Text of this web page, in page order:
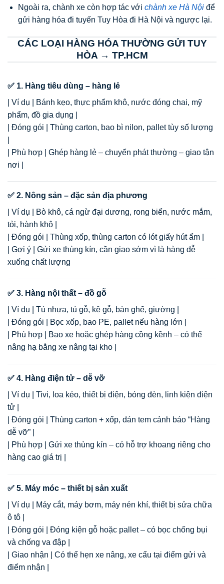
Ngoài ra, chành xe còn hợp tác với chành xe Hà Nộiđể
gửi hàng hóa đi tuyến Tuy Hòa đi Hà Nội và ngược lại.
CÁC LOẠI HÀNG HÓA THƯỜNG GỬI TUY
HÒA → TP.HCM
✅ 1. Hàng tiêu dùng – hàng lẻ
| Ví dụ | Bánh kẹo, thực phẩm khô, nước đóng chai, mỹ
phẩm, đồ gia dụng |
| Đóng gói | Thùng carton, bao bì nilon, pallet tùy số lượng
| Phù hợp | Ghép hàng lẻ – chuyển phát thường – giao tận
nơi |
✅ 2. Nông sản – đặc sản địa phương
| Ví dụ | Bò khô, cá ngừ đại dương, rong biển, nước mắm,
tỏi, hành khô |
| Đóng gói | Thùng xốp, thùng carton có lót giấy hút ẩm |
| Gợi ý | Gửi xe thùng kín, cần giao sớm vì là hàng dễ
xuống chất lượng
✅ 3. Hàng nội thất – đồ gỗ
| Ví dụ | Tủ nhựa, tủ gỗ, kệ gỗ, bàn ghế, giường |
| Đóng gói | Bọc xốp, bao PE, pallet nếu hàng lớn |
| Phù hợp | Bao xe hoặc ghép hàng cồng kềnh – có thể
nâng hạ bằng xe nâng tại kho |
✅ 4. Hàng điện tử – dễ vỡ
| Ví dụ | Tivi, loa kéo, thiết bị điện, bóng đèn, linh kiện điện
tử |
| Đóng gói | Thùng carton + xốp, dán tem cảnh báo “Hàng
dễ vỡ” |
| Phù hợp | Gửi xe thùng kín – có hỗ trợ khoang riêng cho
hàng cao giá trị |
✅ 5. Máy móc – thiết bị sản xuất
| Ví dụ | Máy cắt, máy bơm, máy nén khí, thiết bị sửa chữa
ô tô |
| Đóng gói | Đóng kiện gỗ hoặc pallet – có bọc chống bụi
và chống va đập |
| Giao nhận | Có thể hẹn xe nâng, xe cẩu tại điểm gửi và
điểm nhận |